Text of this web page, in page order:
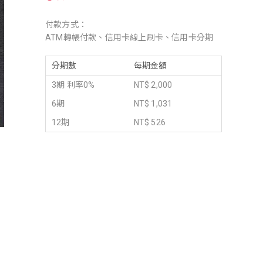
付款方式：
ATM轉帳付款、信用卡線上刷卡、信用卡分期
分期數 每期金額
3期 利率0%
NT$ 2,000
6期
NT$ 1,031
12期
NT$ 526